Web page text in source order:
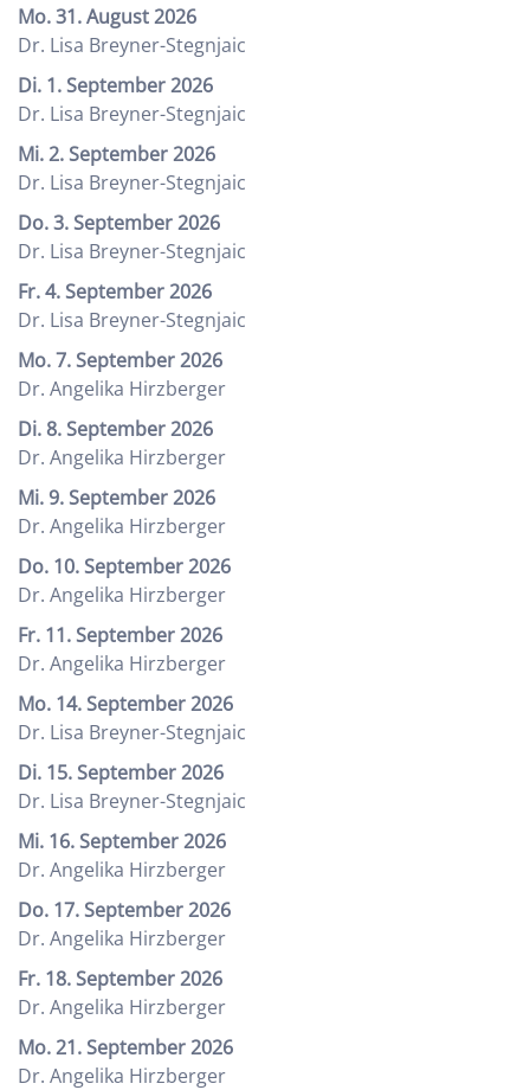
Mo. 31. August 2026
Dr. Lisa Breyner-Stegnjaic
Di. 1. September 2026
Dr. Lisa Breyner-Stegnjaic
Mi. 2. September 2026
Dr. Lisa Breyner-Stegnjaic
Do. 3. September 2026
Dr. Lisa Breyner-Stegnjaic
Fr. 4. September 2026
Dr. Lisa Breyner-Stegnjaic
Mo. 7. September 2026
Dr. Angelika Hirzberger
Di. 8. September 2026
Dr. Angelika Hirzberger
Mi. 9. September 2026
Dr. Angelika Hirzberger
Do. 10. September 2026
Dr. Angelika Hirzberger
Fr. 11. September 2026
Dr. Angelika Hirzberger
Mo. 14. September 2026
Dr. Lisa Breyner-Stegnjaic
Di. 15. September 2026
Dr. Lisa Breyner-Stegnjaic
Mi. 16. September 2026
Dr. Angelika Hirzberger
Do. 17. September 2026
Dr. Angelika Hirzberger
Fr. 18. September 2026
Dr. Angelika Hirzberger
Mo. 21. September 2026
Dr. Angelika Hirzberger